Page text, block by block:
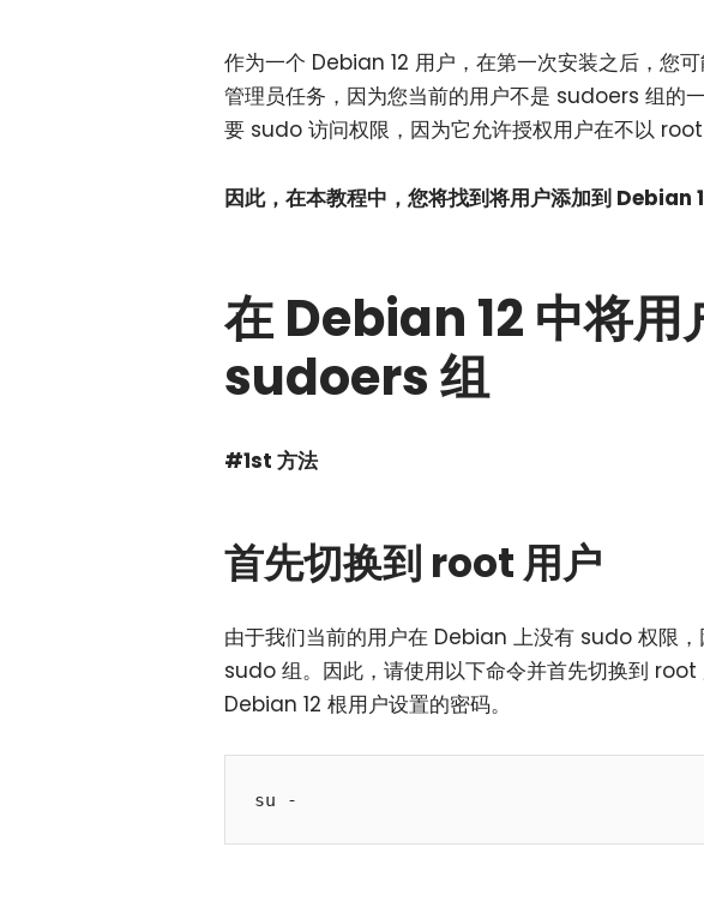
作为一个 Debian 12 用户，在第一次安装之后，您
管理员任务，因为您当前的用户不是 sudoers 组的
要 sudo 访问权限，因为它允许授权用户在不以 root
因此，在本教程中，您将找到将用户添加到 Debian
在 Debian 12 中将用
sudoers 组
#1st 方法
首先切换到 root 用户
由于我们当前的用户在 Debian 上没有 sudo 权限
sudo 组。因此，请使用以下命令并首先切换到
Debian 12 根用户设置的密码。
su -